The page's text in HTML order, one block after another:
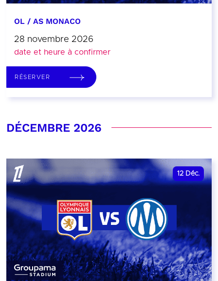
OL / AS MONACO
28 novembre 2026
date et heure à confirmer
RÉSERVER
DÉCEMBRE 2026
12 Déc.